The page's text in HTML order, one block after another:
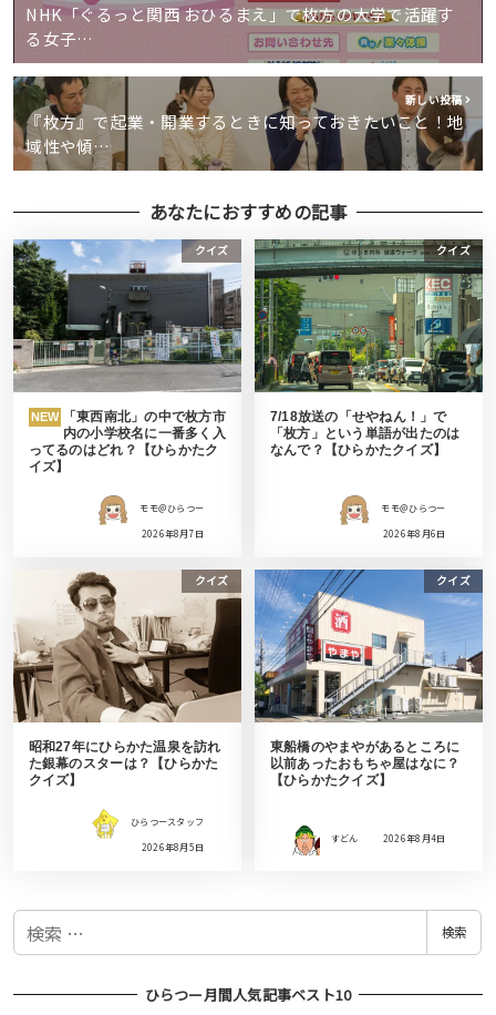
NHK「ぐるっと関西 おひるまえ」で枚方の大学で活躍す
る女子…
新しい投稿
『枚方』で起業・開業するときに知っておきたいこと！地
域性や傾…
あなたにおすすめの記事
クイズ
NEW
「東西南北」の中で枚方市
内の小学校名に一番多く入
ってるのはどれ？【ひらかたク
イズ】
モモ＠ひらつー
2026年8月7日
クイズ
7/18放送の「せやねん！」で
「枚方」という単語が出たのは
なんで？【ひらかたクイズ】
モモ＠ひらつー
2026年8月6日
クイズ
昭和27年にひらかた温泉を訪れ
た銀幕のスターは？【ひらかた
クイズ】
ひらつースタッフ
2026年8月5日
クイズ
東船橋のやまやがあるところに
以前あったおもちゃ屋はなに？
【ひらかたクイズ】
すどん 2026年8月4日
検
検索
ひらつー月間人気記事ベスト10